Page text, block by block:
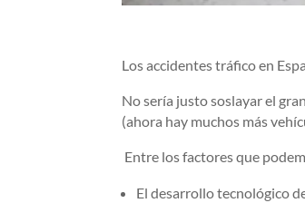
Los accidentes tráfico en
No sería justo soslayar el
(ahora hay muchos más
Entre los factores que
El desarrollo tecnológico